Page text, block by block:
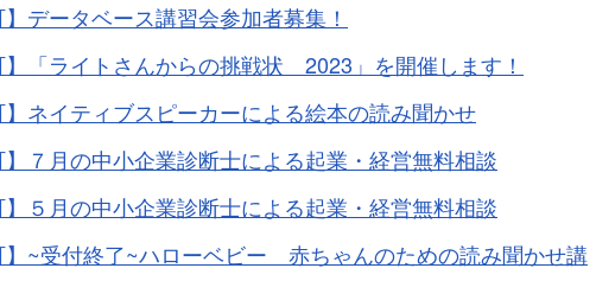
】データベース講習会参加者募集！
】「ライトさんからの挑戦状 2023」を開催します！
】ネイティブスピーカーによる絵本の読み聞かせ
】７月の中小企業診断士による起業・経営無料相談
】５月の中小企業診断士による起業・経営無料相談
】~受付終了~ハローベビー 赤ちゃんのための読み聞かせ講